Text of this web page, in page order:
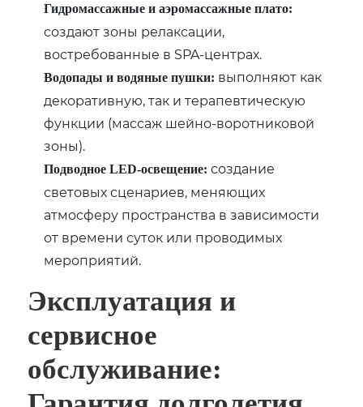
Гидромассажные и аэромассажные плато:
создают зоны релаксации‚
востребованные в SPA-центрах.
Водопады и водяные пушки: выполняют как
декоративную‚ так и терапевтическую
функции (массаж шейно-воротниковой
зоны).
Подводное LED-освещение: создание
световых сценариев‚ меняющих
атмосферу пространства в зависимости
от времени суток или проводимых
мероприятий.
Эксплуатация и
сервисное
обслуживание: